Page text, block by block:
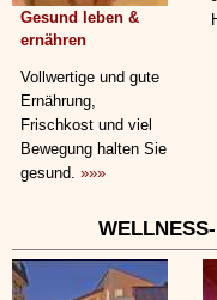
Gesund leben &
ernähren
Vollwertige und gute
Ernährung,
Frischkost und viel
Bewegung halten Sie
gesund. »»»